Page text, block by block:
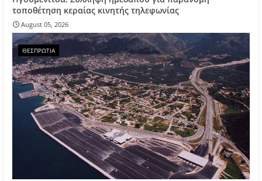
τοποθέτηση κεραίας κινητής τηλεφωνίας
August 05, 2026
ΘΕΣΠΡΩΤΙΑ